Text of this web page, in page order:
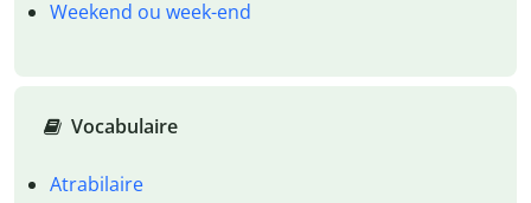
Weekend ou week-end
Vocabulaire
Atrabilaire